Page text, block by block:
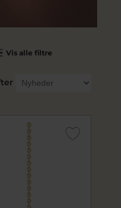
Vis alle filtre